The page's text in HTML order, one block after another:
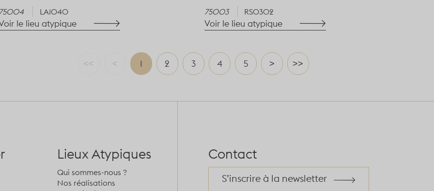
75004 LA1040
le lieu atypique
75003 RS0302
Voir le lieu atypique
<< < 1 2 3 4 5 > >>
Lieux Atypiques
Qui sommes-nous ?
Nos réalisations
Contact
S’inscrire à la newsletter